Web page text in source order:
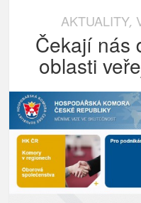
AKTUALITY,
Čekají nás
oblasti